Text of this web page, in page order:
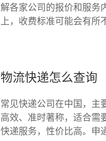
解各家公司的报价和服务
上，收费标准可能会有所
物流快递怎么查询
常见快递公司在中国，主
高效、准时著称，适合需
快递服务，性价比高。申